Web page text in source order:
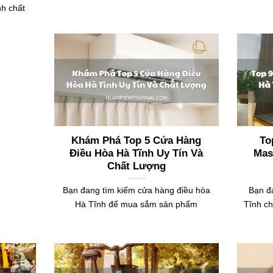
chất
Khám Phá Top 5 Cửa Hàng
Điều Hòa Hà Tĩnh Uy Tín Và
Chất Lượng
Bạn đang tìm kiếm cửa hàng điều hòa
Hà Tĩnh để mua sắm sản phẩm
Bạn
Tĩnh